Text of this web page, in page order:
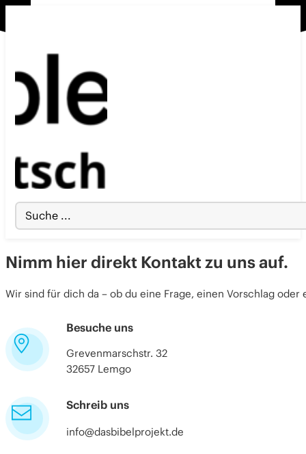
Search
...
Nimm hier direkt Kontakt zu uns auf.
Wir sind für dich da – ob du eine Frage, einen Vorschlag
Besuche uns
Grevenmarschstr. 32
32657 Lemgo
Schreib uns
info@dasbibelprojekt.de